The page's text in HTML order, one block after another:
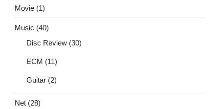
Movie (1)
Music (40)
Disc Review (30)
ECM (11)
Guitar (2)
Net (28)